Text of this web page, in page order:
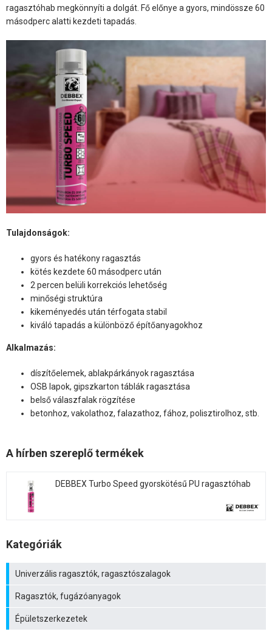
ragasztóhab megkönnyíti a dolgát. Fő előnye a gyors, mindössze 60
másodperc alatti kezdeti tapadás.
Tulajdonságok:
gyors és hatékony ragasztás
kötés kezdete 60 másodperc után
2 percen belüli korrekciós lehetőség
minőségi struktúra
kikeményedés után térfogata stabil
kiváló tapadás a különböző építőanyagokhoz
Alkalmazás:
díszítőelemek, ablakpárkányok ragasztása
OSB lapok, gipszkarton táblák ragasztása
belső válaszfalak rögzítése
betonhoz, vakolathoz, falazathoz, fához, polisztirolhoz, stb.
A hírben szereplő termékek
DEBBEX Turbo Speed gyorskötésű PU ragasztóhab
Kategóriák
Univerzális ragasztók, ragasztószalagok
Ragasztók, fugázóanyagok
Épületszerkezetek